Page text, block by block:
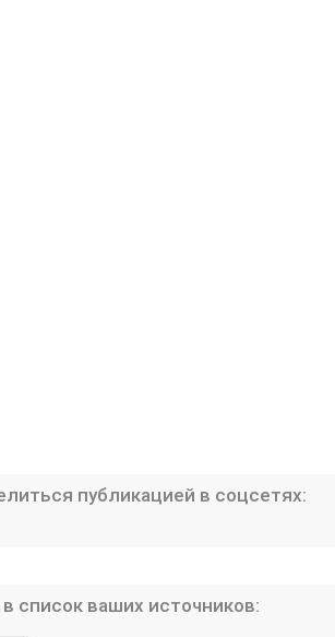
публикацией в соцсетях:
список ваших источников: